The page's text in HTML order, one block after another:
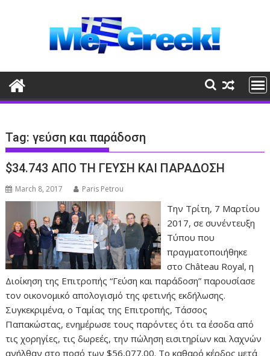
Tag:γεύση και παράδοση
$34.743 ΑΠΟ ΤΗ ΓΕΥΣΗ ΚΑΙ ΠΑΡΑΔΟΣΗ
March 8, 2017 Paris Petrou
Την Τρίτη, 7 Μαρτίου
2017, σε συνέντευξη
Τύπου που
πραγματοποιήθηκε
στο Château Royal, η
Διοίκηση της Επιτροπής “Γεύση και παράδοση” παρουσίασε
τον οικονομικό απολογισμό της φετινής εκδήλωσης.
Συγκεκριμένα, ο Ταμίας της Επιτροπής, Τάσσος
Παπακώστας, ενημέρωσε τους παρόντες ότι τα έσοδα από
τις χορηγίες, τις δωρεές, την πώληση εισιτηρίων και λαχνών
ανήλθαν στο ποσό των $56,077.00. Το καθαρό κέρδος μετά